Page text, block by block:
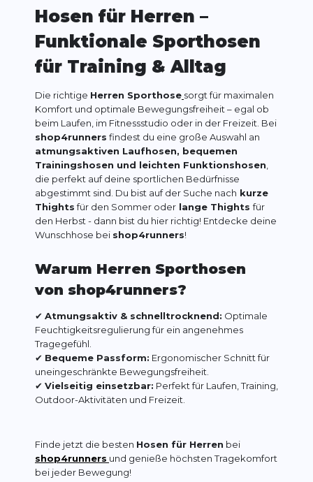
Hosen für Herren –
Funktionale Sporthosen
für Training & Alltag
Die richtige Herren Sporthose sorgt für maximalen
Komfort und optimale Bewegungsfreiheit – egal ob
beim Laufen, im Fitnessstudio oder in der Freizeit. Bei
shop4runners findest du eine große Auswahl an
atmungsaktiven Laufhosen, bequemen
Trainingshosen und leichten Funktionshosen
die perfekt auf deine sportlichen Bedürfnisse
abgestimmt sind. Du bist auf der Suche nach kurze
Thightsfür den Sommer oder lange Thightsfür
den Herbst - dann bist du hier richtig! Entdecke deine
Wunschhose bei shop4runners!
Warum Herren Sporthosen
von shop4runners?
✔ Atmungsaktiv & schnelltrocknend: Optimale
Feuchtigkeitsregulierung für ein angenehmes
Tragegefühl.
✔ Bequeme Passform: Ergonomischer Schnitt für
uneingeschränkte Bewegungsfreiheit.
✔ Vielseitig einsetzbar: Perfekt für Laufen, Training,
Outdoor-Aktivitäten und Freizeit.
Finde jetzt die besten Hosen für Herren bei
shop4runners und genieße höchsten Tragekomfort
bei jeder Bewegung!